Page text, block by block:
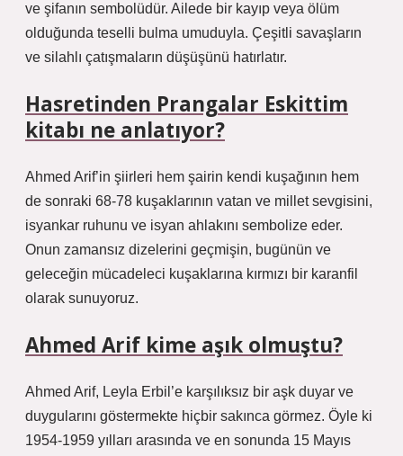
ve şifanın sembolüdür. Ailede bir kayıp veya ölüm
olduğunda teselli bulma umuduyla. Çeşitli savaşların
ve silahlı çatışmaların düşüşünü hatırlatır.
Hasretinden Prangalar Eskittim
kitabı ne anlatıyor?
Ahmed Arif’in şiirleri hem şairin kendi kuşağının hem
de sonraki 68-78 kuşaklarının vatan ve millet sevgisini,
isyankar ruhunu ve isyan ahlakını sembolize eder.
Onun zamansız dizelerini geçmişin, bugünün ve
geleceğin mücadeleci kuşaklarına kırmızı bir karanfil
olarak sunuyoruz.
Ahmed Arif kime aşık olmuştu?
Ahmed Arif, Leyla Erbil’e karşılıksız bir aşk duyar ve
duygularını göstermekte hiçbir sakınca görmez. Öyle ki
1954-1959 yılları arasında ve en sonunda 15 Mayıs